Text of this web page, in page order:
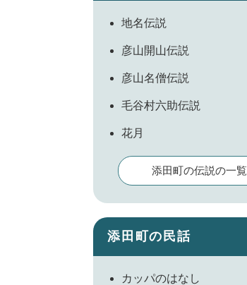
地名伝説
彦山開山伝説
彦山名僧伝説
毛谷村六助伝説
花月
添田町の伝説の一覧
添田町の民話
カッパのはなし